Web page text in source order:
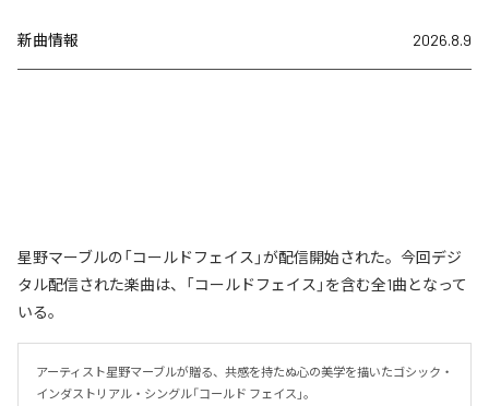
新曲情報 2026.8.9
星野マーブルの「コールドフェイス」が配信開始された。今回デジ
タル配信された楽曲は、「コールドフェイス」を含む全1曲となって
いる。
アーティスト星野マーブルが贈る、共感を持たぬ心の美学を描いたゴシック・
インダストリアル・シングル「コールド フェイス」。